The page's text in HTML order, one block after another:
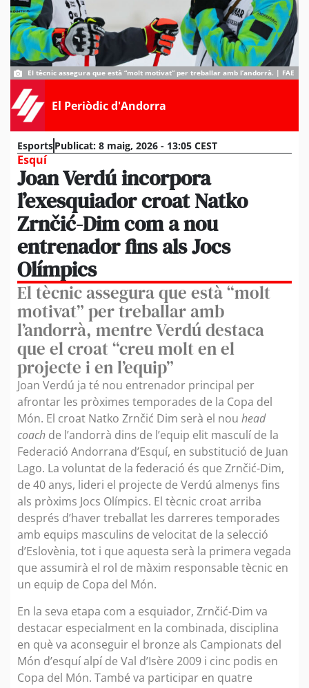
El tècnic assegura que està “molt motivat” per treballar amb l’andorrà. | FAE
El Periòdic d'Andorra
EsportsPublicat: 8 maig, 2026 - 13:05 CEST
Esquí
Joan Verdú incorpora
l’exesquiador croat Natko
Zrnčić-Dim com a nou
entrenador fins als Jocs
Olímpics
El tècnic assegura que està “molt
motivat” per treballar amb
l’andorrà, mentre Verdú destaca
que el croat “creu molt en el
projecte i en l’equip”
Joan Verdú ja té nou entrenador principal per
afrontar les pròximes temporades de la Copa del
Món. El croat Natko Zrnčić Dim serà el nou head
coach de l’andorrà dins de l’equip elit masculí de la
Federació Andorrana d’Esquí, en substitució de Juan
Lago. La voluntat de la federació és que Zrnčić-Dim,
de 40 anys, lideri el projecte de Verdú almenys fins
als pròxims Jocs Olímpics. El tècnic croat arriba
després d’haver treballat les darreres temporades
amb equips masculins de velocitat de la selecció
d’Eslovènia, tot i que aquesta serà la primera vegada
que assumirà el rol de màxim responsable tècnic en
un equip de Copa del Món.
En la seva etapa com a esquiador, Zrnčić-Dim va
destacar especialment en la combinada, disciplina
en què va aconseguir el bronze als Campionats del
Món d’esquí alpí de Val d’Isère 2009 i cinc podis en
Copa del Món. També va participar en quatre